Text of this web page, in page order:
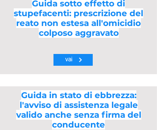
Guida sotto effetto di
stupefacenti: prescrizione del
reato non estesa all'omicidio
colposo aggravato
vai
Guida in stato di ebbrezza:
l'avviso di assistenza legale
valido anche senza firma del
conducente